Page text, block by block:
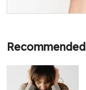
Recommended